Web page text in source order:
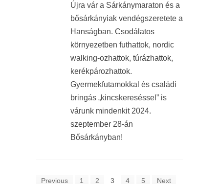
Újra vár a Sárkánymaraton és a
bősárkányiak vendégszeretete a
Hanságban. Csodálatos
környezetben futhattok, nordic
walking-ozhattok, túrázhattok,
kerékpározhattok.
Gyermekfutamokkal és családi
bringás „kincskereséssel” is
várunk mindenkit 2024.
szeptember 28-án
Bősárkányban!
Previous 1 2 3 4 5 Next